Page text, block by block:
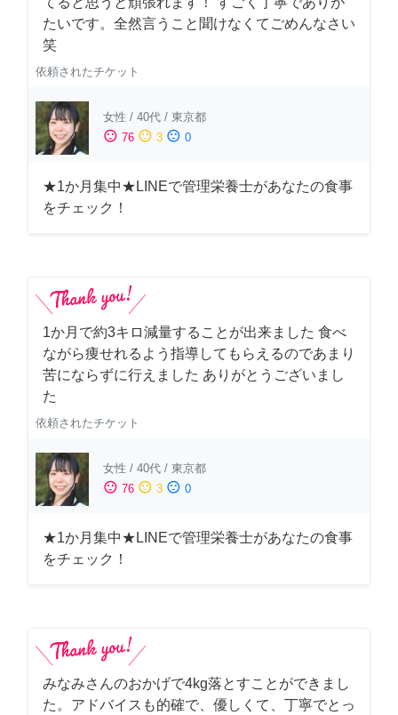
たいです。全然言うこと聞けなくてごめんなさい
笑
依頼されたチケット
女性 / 40代 / 東京都
sentiment_satisfied 76 sentiment_neutral 3 sentiment_dissatisfied 0
★1か月集中★LINEで管理栄養士があなたの食事
をチェック！
1か月で約3キロ減量することが出来ました 食べ
ながら痩せれるよう指導してもらえるのであまり
苦にならずに行えました ありがとうございまし
た
依頼されたチケット
女性 / 40代 / 東京都
sentiment_satisfied 76 sentiment_neutral 3 sentiment_dissatisfied 0
★1か月集中★LINEで管理栄養士があなたの食事
をチェック！
みなみさんのおかげで4kg落とすことができまし
た。アドバイスも的確で、優しくて、丁寧でとっ